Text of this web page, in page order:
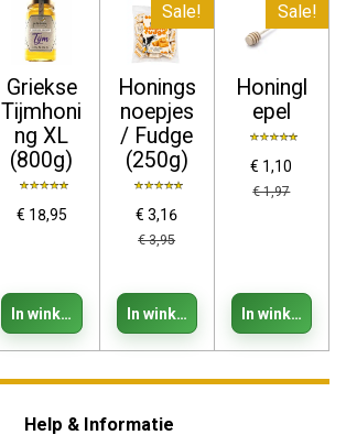
Griekse
Tijmhoni
ng XL
(800g)
€ 18,95
In winkelwagen
Sale!
Honings
noepjes
/ Fudge
(250g)
€ 3,16
€ 3,95
In winkelwagen
Sale!
Honingl
epel
€ 1,10
€ 1,97
In
Help & Informatie